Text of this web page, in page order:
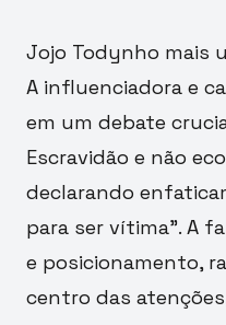
Jojo Todynho mais
A influenciadora e
em um debate
Escravidão e não
declarando
para ser vítima”. A
e posicionamento,
centro das